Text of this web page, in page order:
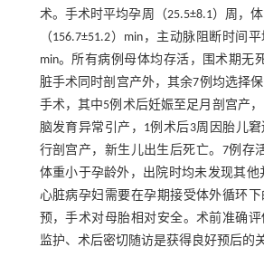
术。手术时平均孕周（25.5±8.1）周，
（156.7±51.2）min，主动脉阻断时间平
min。所有病例母体均存活，围术期无
脏手术同时剖宫产外，其余7例均选择
手术，其中5例术后妊娠至足月剖宫产，
脑发育异常引产，1例术后3周因胎儿
行剖宫产，新生儿出生后死亡。7例存
体重小于孕龄外，出院时均未发现其他
心脏病孕妇需要在孕期接受体外循环
预，手术对母胎相对安全。术前准确
监护、术后密切随访是获得良好预后的关